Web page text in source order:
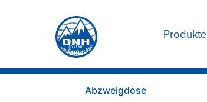
Produkte
Abzweigdose